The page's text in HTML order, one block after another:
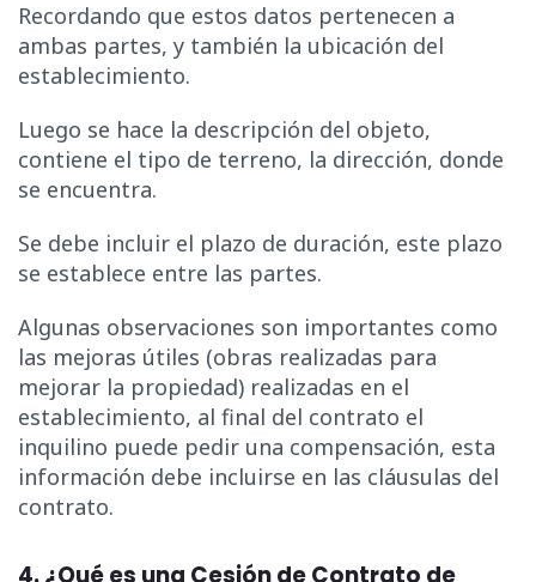
Recordando que estos datos pertenecen a
ambas partes, y también la ubicación del
establecimiento.
Luego se hace la descripción del objeto,
contiene el tipo de terreno, la dirección, donde
se encuentra.
Se debe incluir el plazo de duración, este plazo
se establece entre las partes.
Algunas observaciones son importantes como
las mejoras útiles (obras realizadas para
mejorar la propiedad) realizadas en el
establecimiento, al final del contrato el
inquilino puede pedir una compensación, esta
información debe incluirse en las cláusulas del
contrato.
4. ¿Qué es una Cesión de Contrato de